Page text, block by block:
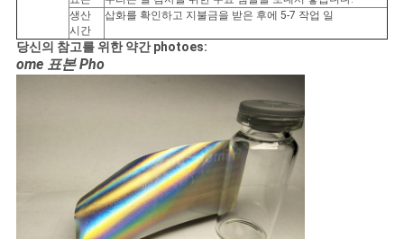
PRIVACY
POLICY
생산
시간
삽화를 확인하고 지불금을 받은 후에 5-7 작업 일
당신의 참고를 위한 약간 photoes:
ome 표본 Pho